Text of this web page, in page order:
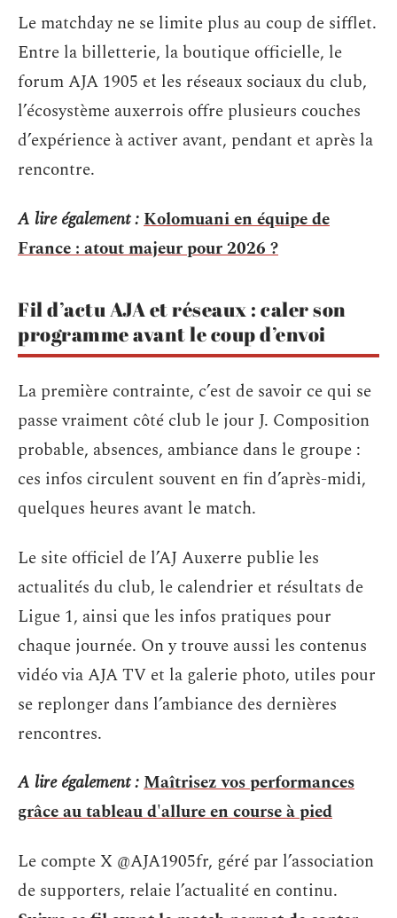
Le matchday ne se limite plus au coup de sifflet.
Entre la billetterie, la boutique officielle, le
forum AJA 1905 et les réseaux sociaux du club,
l’écosystème auxerrois offre plusieurs couches
d’expérience à activer avant, pendant et après la
rencontre.
A lire également :Kolomuani en équipe de
France : atout majeur pour 2026 ?
Fil d’actu AJA et réseaux : caler son
programme avant le coup d’envoi
La première contrainte, c’est de savoir ce qui se
passe vraiment côté club le jour J. Composition
probable, absences, ambiance dans le groupe :
ces infos circulent souvent en fin d’après-midi,
quelques heures avant le match.
Le site officiel de l’AJ Auxerre publie les
actualités du club, le calendrier et résultats de
Ligue 1, ainsi que les infos pratiques pour
chaque journée. On y trouve aussi les contenus
vidéo via AJA TV et la galerie photo, utiles pour
se replonger dans l’ambiance des dernières
rencontres.
A lire également :Maîtrisez vos performances
grâce au tableau d'allure en course à pied
Le compte X @AJA1905fr, géré par l’association
de supporters, relaie l’actualité en continu.